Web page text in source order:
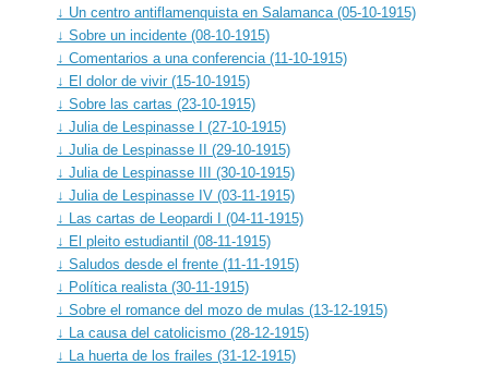
↓ Un centro antiflamenquista en Salamanca (05-10-1915)
↓ Sobre un incidente (08-10-1915)
↓ Comentarios a una conferencia (11-10-1915)
↓ El dolor de vivir (15-10-1915)
↓ Sobre las cartas (23-10-1915)
↓ Julia de Lespinasse I (27-10-1915)
↓ Julia de Lespinasse II (29-10-1915)
↓ Julia de Lespinasse III (30-10-1915)
↓ Julia de Lespinasse IV (03-11-1915)
↓ Las cartas de Leopardi I (04-11-1915)
↓ El pleito estudiantil (08-11-1915)
↓ Saludos desde el frente (11-11-1915)
↓ Política realista (30-11-1915)
↓ Sobre el romance del mozo de mulas (13-12-1915)
↓ La causa del catolicismo (28-12-1915)
↓ La huerta de los frailes (31-12-1915)